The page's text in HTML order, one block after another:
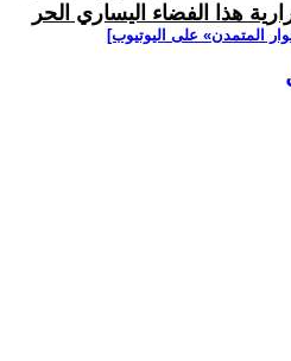
هذا الفضاء اليساري الحر
المتمدن» على اليوتيوب]